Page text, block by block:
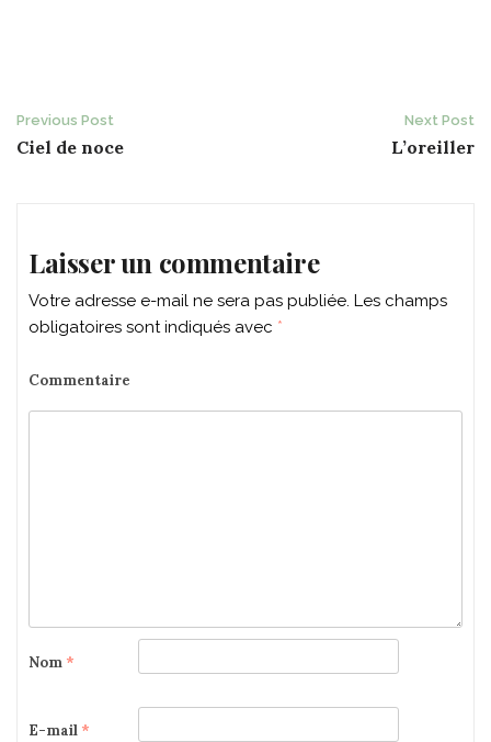
Post
Previous Post
Ciel de noce
Next Post
L’oreiller
Laisser un commentaire
Votre adresse e-mail ne sera pas publiée. Les champs
obligatoires sont indiqués avec *
Commentaire
Nom *
E-mail *